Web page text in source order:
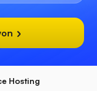
Hosting